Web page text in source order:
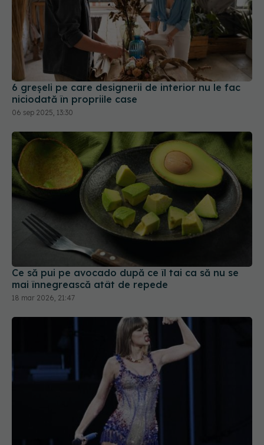
6 greșeli pe care designerii de interior nu le fac
niciodată în propriile case
06 sep 2025, 13:30
Ce să pui pe avocado după ce îl tai ca să nu se
mai înnegrească atât de repede
18 mar 2026, 21:47
Cum își mențin sănătatea vedetele atunci când
sunt în turneu: rezistă chiar și în ploaie fără să